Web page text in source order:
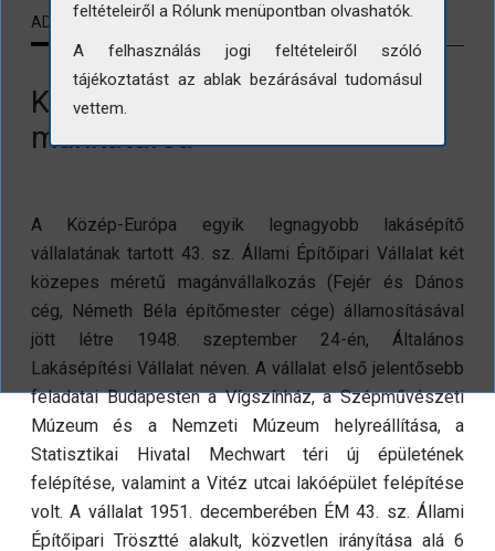
ADATLAP KAPCSOLÓDÓ TARTALMAK
Kiss László, a 43. sz. ÁÉV
munkatársa
A Közép-Európa egyik legnagyobb lakásépítő
vállalatának tartott 43. sz. Állami Építőipari Vállalat két
közepes méretű magánvállalkozás (Fejér és Dános
cég, Németh Béla építőmester cége) államosításával
jött létre 1948. szeptember 24-én, Általános
Lakásépítési Vállalat néven. A vállalat első jelentősebb
feladatai Budapesten a Vígszínház, a Szépművészeti
Múzeum és a Nemzeti Múzeum helyreállítása, a
Statisztikai Hivatal Mechwart téri új épületének
felépítése, valamint a Vitéz utcai lakóépület felépítése
volt. A vállalat 1951. decemberében ÉM 43. sz. Állami
Építőipari Trösztté alakult, közvetlen irányítása alá 6
feltételeiről a Rólunk menüpontban olvashatók.
A felhasználás jogi feltételeiről szóló
tájékoztatást az ablak bezárásával tudomásul
vettem.